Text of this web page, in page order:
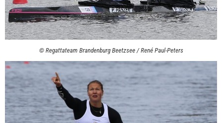
© Regattateam Brandenburg Beetzsee / René Paul-Peters